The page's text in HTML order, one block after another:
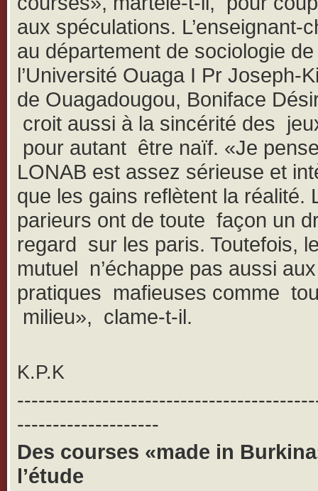
aux spéculations. L’enseignant-
au département de sociologie de
l’Université Ouaga I Pr Joseph-
de Ouagadougou, Boniface
croit aussi à la sincérité des
pour autant être naïf. «Je
LONAB est assez sérieuse et
que les gains reflètent la réalité.
parieurs ont de toute façon un
regard sur les paris. Toutefois,
mutuel n’échappe pas aussi aux
pratiques mafieuses comme
milieu», clame-t-il.
K.P.K
--------------------
Des courses «made in
l’étude